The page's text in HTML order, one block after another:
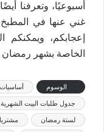
أسبوعيًا، وتعرفنا
غني عنها في
إعجابكم،
الخاصة بشهر رمضان
الوسوم
جدول طلبات البيت الشهرية
لستة رمضان